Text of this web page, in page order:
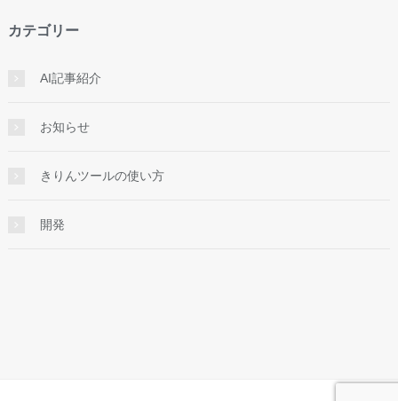
カテゴリー
AI記事紹介
お知らせ
きりんツールの使い方
開発